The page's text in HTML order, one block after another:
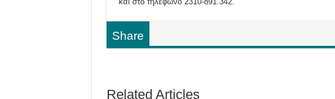
Share
Related Articles